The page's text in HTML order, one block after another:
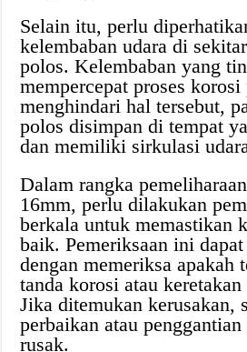
Selain itu, perlu
kelembaban udara di
polos. Kelembaban yang
mempercepat proses
menghindari hal tersebut,
polos disimpan di tempat
dan memiliki sirkulasi
Dalam rangka
16mm, perlu dilakukan
berkala untuk memastikan
baik. Pemeriksaan ini
dengan memeriksa apakah
tanda korosi atau
Jika ditemukan kerusakan,
perbaikan atau
rusak.